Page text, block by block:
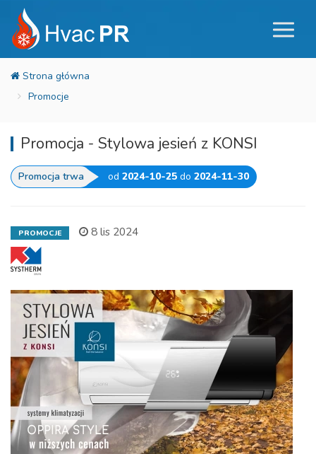
Promocje
Promocja - Stylowa jesień z KONSI
Promocja trwa od 2024-10-25 do 2024-11-30
PROMOCJE 8 lis 2024